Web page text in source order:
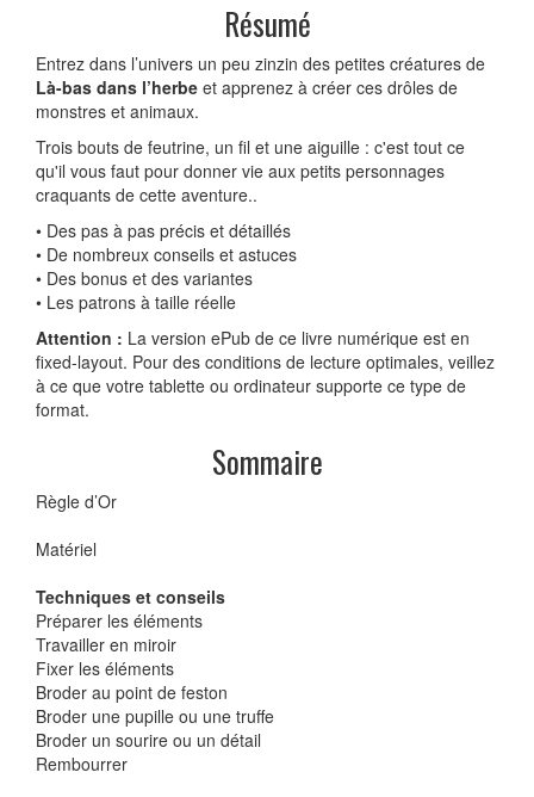
Résumé
Entrez dans l’univers un peu zinzin des petites créatures de
Là-bas dans l’herbe et apprenez à créer ces drôles de
monstres et animaux.
Trois bouts de feutrine, un fil et une aiguille : c'est tout ce
qu'il vous faut pour donner vie aux petits personnages
craquants de cette aventure..
• Des pas à pas précis et détaillés
• De nombreux conseils et astuces
• Des bonus et des variantes
• Les patrons à taille réelle
Attention : La version ePub de ce livre numérique est en
fixed-layout. Pour des conditions de lecture optimales, veillez
à ce que votre tablette ou ordinateur supporte ce type de
format.
Sommaire
Règle d’Or
Matériel
Techniques et conseils
Préparer les éléments
Travailler en miroir
Fixer les éléments
Broder au point de feston
Broder une pupille ou une truffe
Broder un sourire ou un détail
Rembourrer